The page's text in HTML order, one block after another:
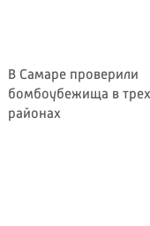
В Самаре проверили
бомбоубежища в трех
районах